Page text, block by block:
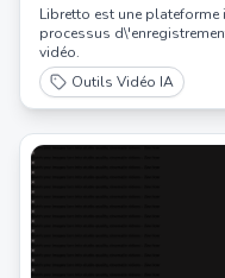
Libretto est une
processus
vidéo.
Outils Vidéo IA